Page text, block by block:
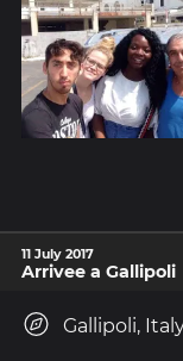
11 July 2017
Arrivee a Gallipoli
Gallipoli,